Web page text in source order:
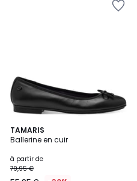
TAMARIS
Ballerine en cuir
à partir de
79,95 €
4
Couleurs